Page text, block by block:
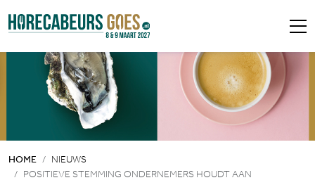
HOME
NIEUWS
POSITIEVE STEMMING ONDERNEMERS HOUDT AAN